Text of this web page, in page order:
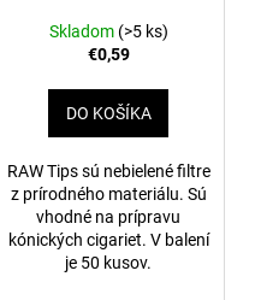
Skladom (>5 ks)
€0,59
DO KOŠÍKA
RAW Tips sú nebielené filtre
z prírodného materiálu. Sú
vhodné na prípravu
kónických cigariet. V balení
je 50 kusov.